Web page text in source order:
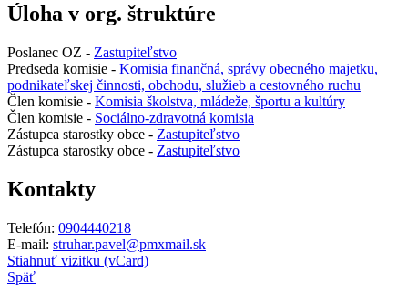
Úloha v org. štruktúre
Poslanec OZ - Zastupiteľstvo
Predseda komisie - Komisia finančná, správy obecného majetku,
podnikateľskej činnosti, obchodu, služieb a cestovného ruchu
Člen komisie - Komisia školstva, mládeže, športu a kultúry
Člen komisie - Sociálno-zdravotná komisia
Zástupca starostky obce - Zastupiteľstvo
Zástupca starostky obce - Zastupiteľstvo
Kontakty
Telefón: 0904440218
E-mail: struhar.pavel@pmxmail.sk
Stiahnuť vizitku (vCard)
Späť